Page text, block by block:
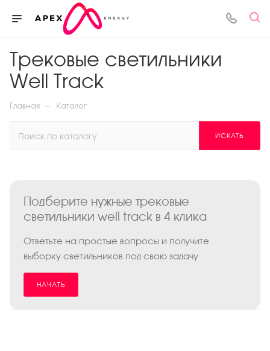
Трековые светильники
Well Track
Главная — Каталог
ИСКАТЬ
Подберите нужные трековые
светильники well track в 4 клика
Ответьте на простые вопросы и получите
выборку светильников под свою задачу
НАЧАТЬ